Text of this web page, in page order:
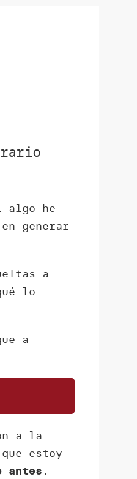
algo he
generar
a
lo
a
a la
estoy
antes .